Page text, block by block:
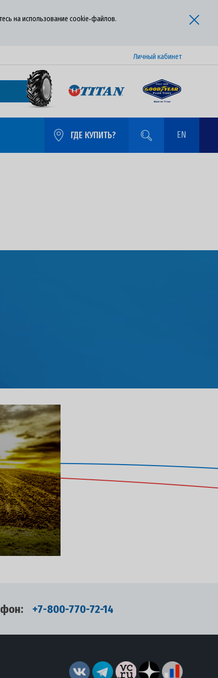
на использование cookie‑файлов.
Личный кабинет
ГДЕ КУПИТЬ? EN
+7-800-770-72-14